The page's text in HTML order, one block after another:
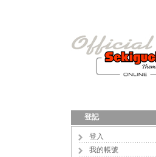
登記
登入
我的帳號